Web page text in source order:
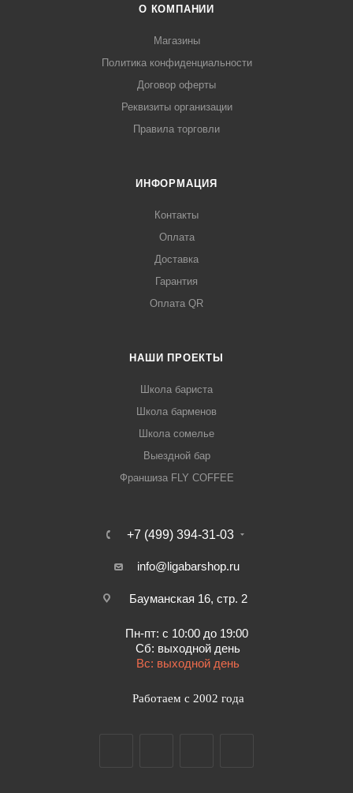
О КОМПАНИИ
Магазины
Политика конфиденциальности
Договор оферты
Реквизиты организации
Правила торговли
ИНФОРМАЦИЯ
Контакты
Оплата
Доставка
Гарантия
Оплата QR
НАШИ ПРОЕКТЫ
Школа бариста
Школа барменов
Школа сомелье
Выездной бар
Франшиза FLY COFFEE
+7 (499) 394-31-03
info@ligabarshop.ru
Бауманская 16, стр. 2
Пн-пт: с 10:00 до 19:00
Сб: выходной день
Вс: выходной день
Работаем с 2002 года